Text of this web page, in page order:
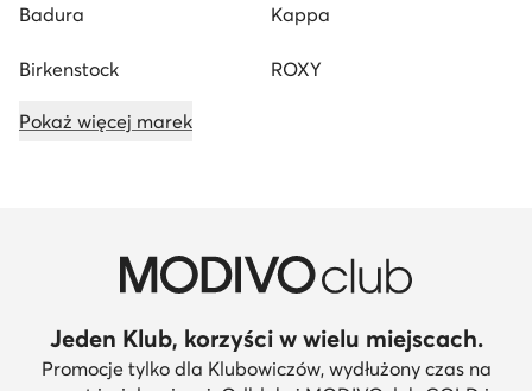
Badura Kappa
Birkenstock ROXY
Pokaż więcej marek
Jeden Klub, korzyści w wielu miejscach.
Promocje tylko dla Klubowiczów, wydłużony czas na